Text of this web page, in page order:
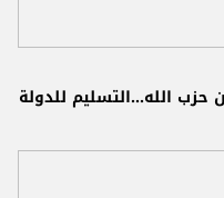
حزب الله...التسليم للدولة